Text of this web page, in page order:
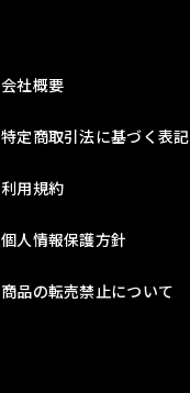
会社概要
特定商取引法に基づく表記
利用規約
個人情報保護方針
商品の転売禁止について